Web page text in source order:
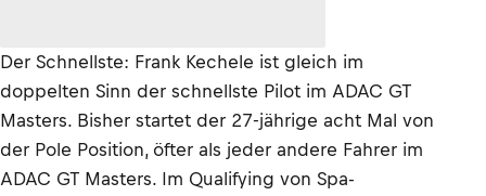
Der Schnellste: Frank Kechele ist gleich im
doppelten Sinn der schnellste Pilot im ADAC GT
Masters. Bisher startet der 27-jährige acht Mal von
der Pole Position, öfter als jeder andere Fahrer im
ADAC GT Masters. Im Qualifying von Spa-